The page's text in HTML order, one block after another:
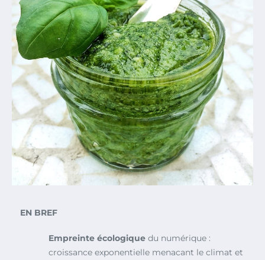
EN BREF
Empreinte écologique du numérique :
croissance exponentielle menacant le climat et